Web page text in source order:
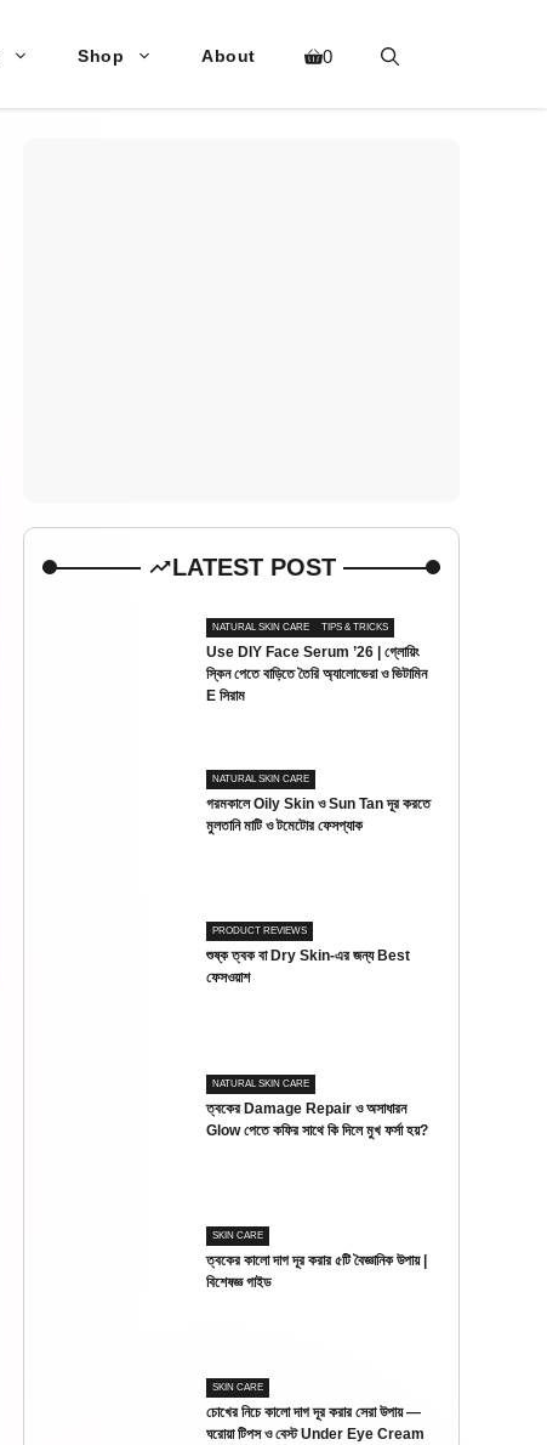
Shop About 0
LATEST POST
NATURAL SKIN CARE TIPS & TRICKS
Use DIY Face Serum ’26 | গ্লোয়িং
স্কিন পেতে বাড়িতে তৈরি অ্যালোভেরা ও ভিটামিন
E সিরাম
NATURAL SKIN CARE
গরমকালে Oily Skin ও Sun Tan দূর করতে
মুলতানি মাটি ও টমেটোর ফেসপ্যাক
PRODUCT REVIEWS
শুষ্ক ত্বক বা Dry Skin-এর জন্য Best
ফেসওয়াশ
NATURAL SKIN CARE
ত্বকের Damage Repair ও অসাধারন
Glow পেতে কফির সাথে কি দিলে মুখ ফর্সা হয়?
SKIN CARE
ত্বকের কালো দাগ দূর করার ৫টি বৈজ্ঞানিক উপায় |
বিশেষজ্ঞ গাইড
SKIN CARE
চোখের নিচে কালো দাগ দূর করার সেরা উপায় —
ঘরোয়া টিপস ও বেস্ট Under Eye Cream